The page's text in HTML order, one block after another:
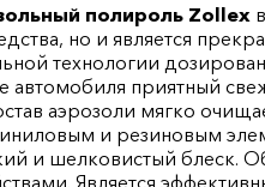
полироль Zollex
но и является
технологии
автомобиля приятный
аэрозоли мягко
и резиновым
и шелковистый блеск.
Является